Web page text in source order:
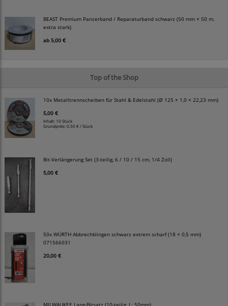
BEAST Premium Panzerband / Reparaturband schwarz (50 mm × 50 m,
extra stark)
ab 5,00 €
Top of the Shop
10x Metalltrennscheiben für Stahl & Edelstahl (Ø 125 × 1,0 × 22,23 mm)
5,00 €
Inhalt: 10 Stück
Grundpreis:0,50 € / Stück
Bit-Verlängerung Set (3-teilig, 6 / 10 / 15 cm, 1/4 Zoll)
5,00 €
50x WÜRTH Abbrechklingen schwarz extrem scharf (18 × 0,5 mm)
071566031
20,00 €
MILWAUKEE Lang-Bitsatz (10-teilig, L: 50mm)